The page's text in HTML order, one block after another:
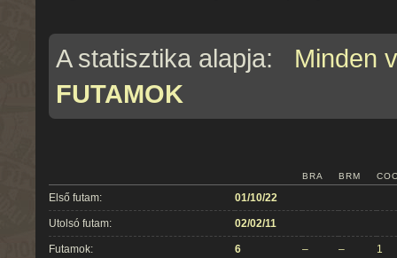
A statisztika alapja: Minden
FUTAMOK
BRA BRM
Első futam: 01/10/22
Utolsó futam: 02/02/11
Futamok: 6 – – 1